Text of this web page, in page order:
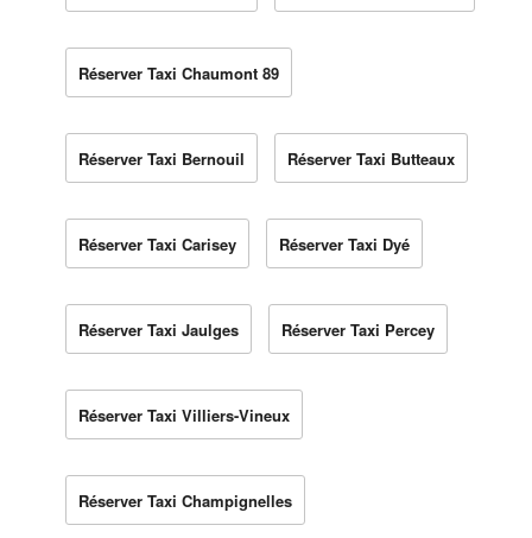
Réserver Taxi Chaumont 89
Réserver Taxi Bernouil Réserver Taxi Butteaux
Réserver Taxi Carisey Réserver Taxi Dyé
Réserver Taxi Jaulges Réserver Taxi Percey
Réserver Taxi Villiers-Vineux
Réserver Taxi Champignelles